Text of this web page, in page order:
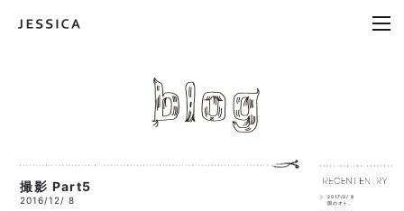
撮影 Part5
2016/12/ 8
2017/2/ 9
国のオト。